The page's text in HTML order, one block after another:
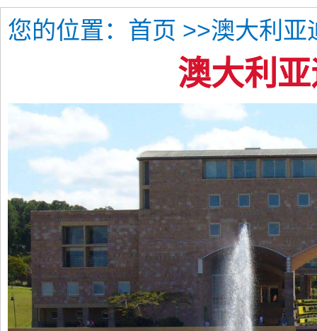
您的位置： 首页 >>澳大利亚
澳大利